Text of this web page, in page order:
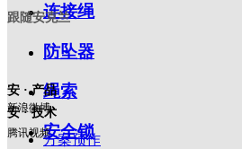
救援装置
连接绳
防坠器
绳索
安全锁
跟随安克兰
新浪微博
腾讯视频
安 · 产品
安 · 技术
方案预作